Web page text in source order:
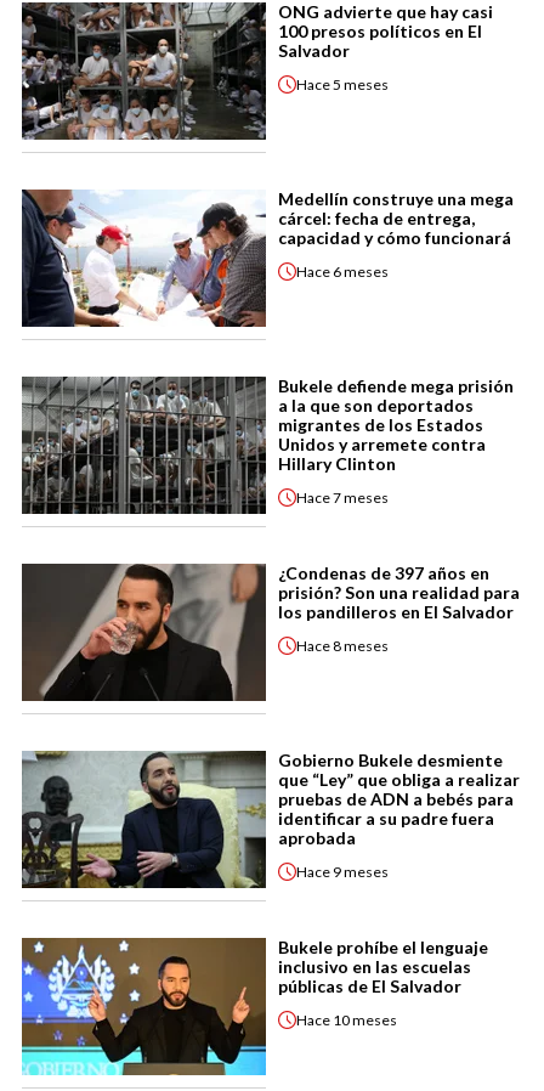
ONG advierte que hay casi
100 presos políticos en El
Salvador
Hace5 meses
Medellín construye una mega
cárcel: fecha de entrega,
capacidad y cómo funcionará
Hace 6 meses
⁠Bukele defiende mega prisión
a la que son deportados
migrantes de los Estados
Unidos y arremete contra
Hillary Clinton
Hace7 meses
¿Condenas de 397 años en
prisión? Son una realidad para
los pandilleros en El Salvador
Hace8 meses
Gobierno Bukele desmiente
que “Ley” que obliga a realizar
pruebas de ADN a bebés para
identificar a su padre fuera
aprobada
Hace 9 meses
Bukele prohíbe el lenguaje
inclusivo en las escuelas
públicas de El Salvador
Hace 10 meses